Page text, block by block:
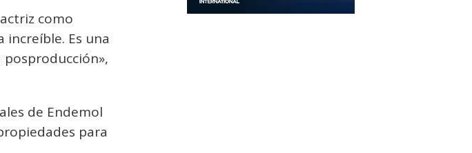
como
Es una
de Endemol
para